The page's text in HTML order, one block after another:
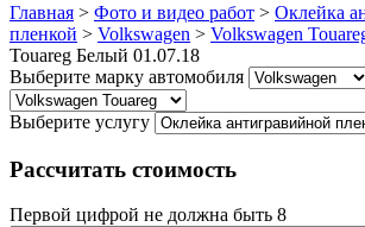
Главная > Фото и видео работ > Оклейка
пленкой > Volkswagen > Volkswagen
Touareg Белый 01.07.18
Выберите марку автомобиля
Выберите услугу
Рассчитать стоимость
Первой цифрой не должна быть 8